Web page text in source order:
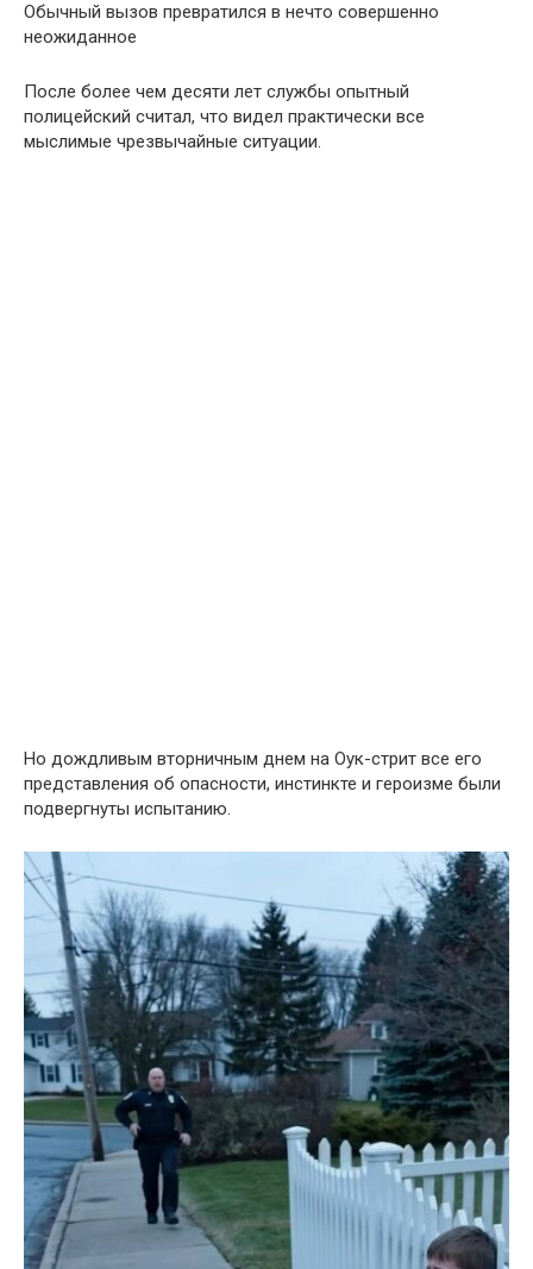
Обычный вызов превратился в нечто совершенно
неожиданное
После более чем десяти лет службы опытный
полицейский считал, что видел практически все
мыслимые чрезвычайные ситуации.
Но дождливым вторничным днем ​​на Оук-стрит все его
представления об опасности, инстинкте и героизме были
подвергнуты испытанию.